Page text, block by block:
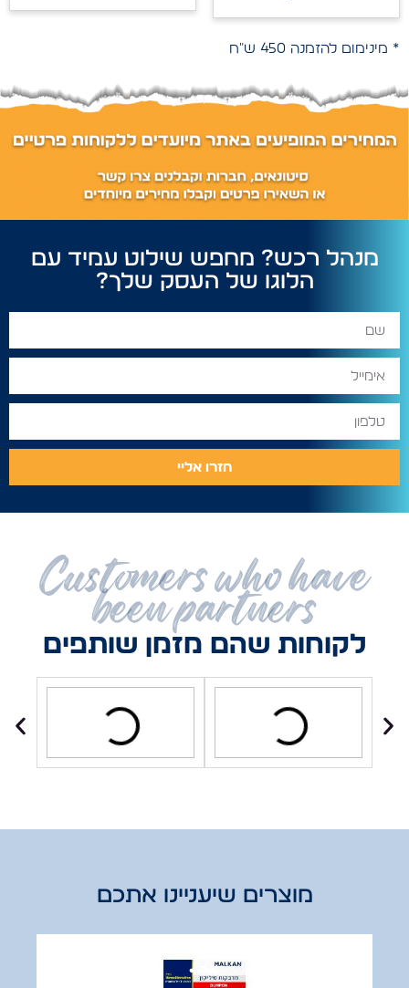
* מינימום להזמנה 450 ש"ח
מנהל רכש? מחפש שילוט עמיד עם
הלוגו של העסק שלך?
חזרו אליי
Customers who have
been partners
לקוחות שהם מזמן שותפים
מוצרים שיעניינו אתכם